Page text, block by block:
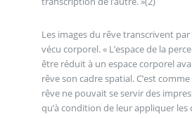
Les images du rêve transcrivent
vécu corporel. « L’espace de la
être réduit à un espace corporel
rêve son cadre spatial. C’est
rêve ne pouvait se servir des
qu’à condition de leur appliquer